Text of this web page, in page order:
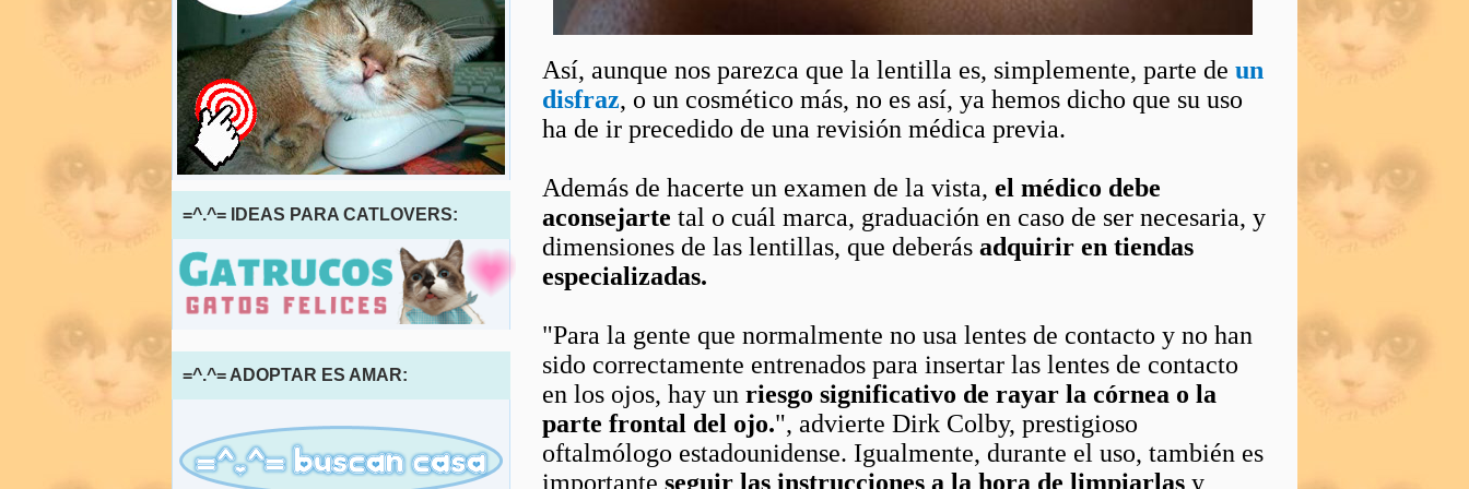
Así, aunque nos parezca que la lentilla es, simplemente, parte de un
disfraz, o un cosmético más, no es así, ya hemos dicho que su uso
ha de ir precedido de una revisión médica previa.
Además de hacerte un examen de la vista, el médico debe
aconsejarte tal o cuál marca, graduación en caso de ser necesaria, y
dimensiones de las lentillas, que deberás adquirir en tiendas
especializadas.
"Para la gente que normalmente no usa lentes de contacto y no han
sido correctamente entrenados para insertar las lentes de contacto
en los ojos, hay un riesgo significativo de rayar la córnea o la
parte frontal del ojo.", advierte Dirk Colby, prestigioso
oftalmólogo estadounidense. Igualmente, durante el uso, también es
importante seguir las instrucciones a la hora de limpiarlas y
=^.^= IDEAS PARA CATLOVERS:
=^.^= ADOPTAR ES AMAR: